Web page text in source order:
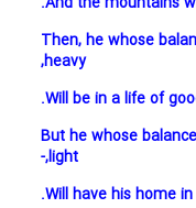
6. Then, he whose
heavy,
8. But he whose
light,-